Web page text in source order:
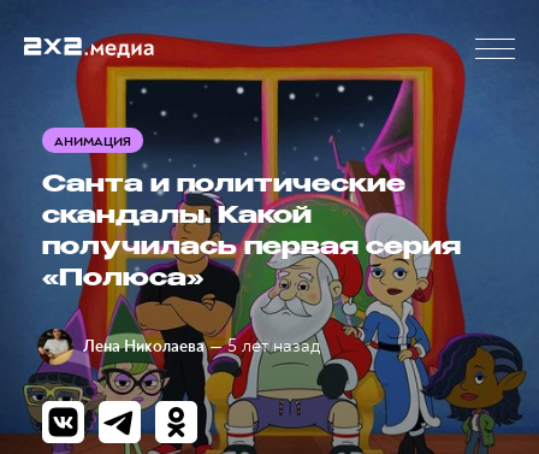
АНИМАЦИЯ
Санта и политические
скандалы. Какой
получилась первая серия
«Полюса»
Лена Николаева — 5 лет назад